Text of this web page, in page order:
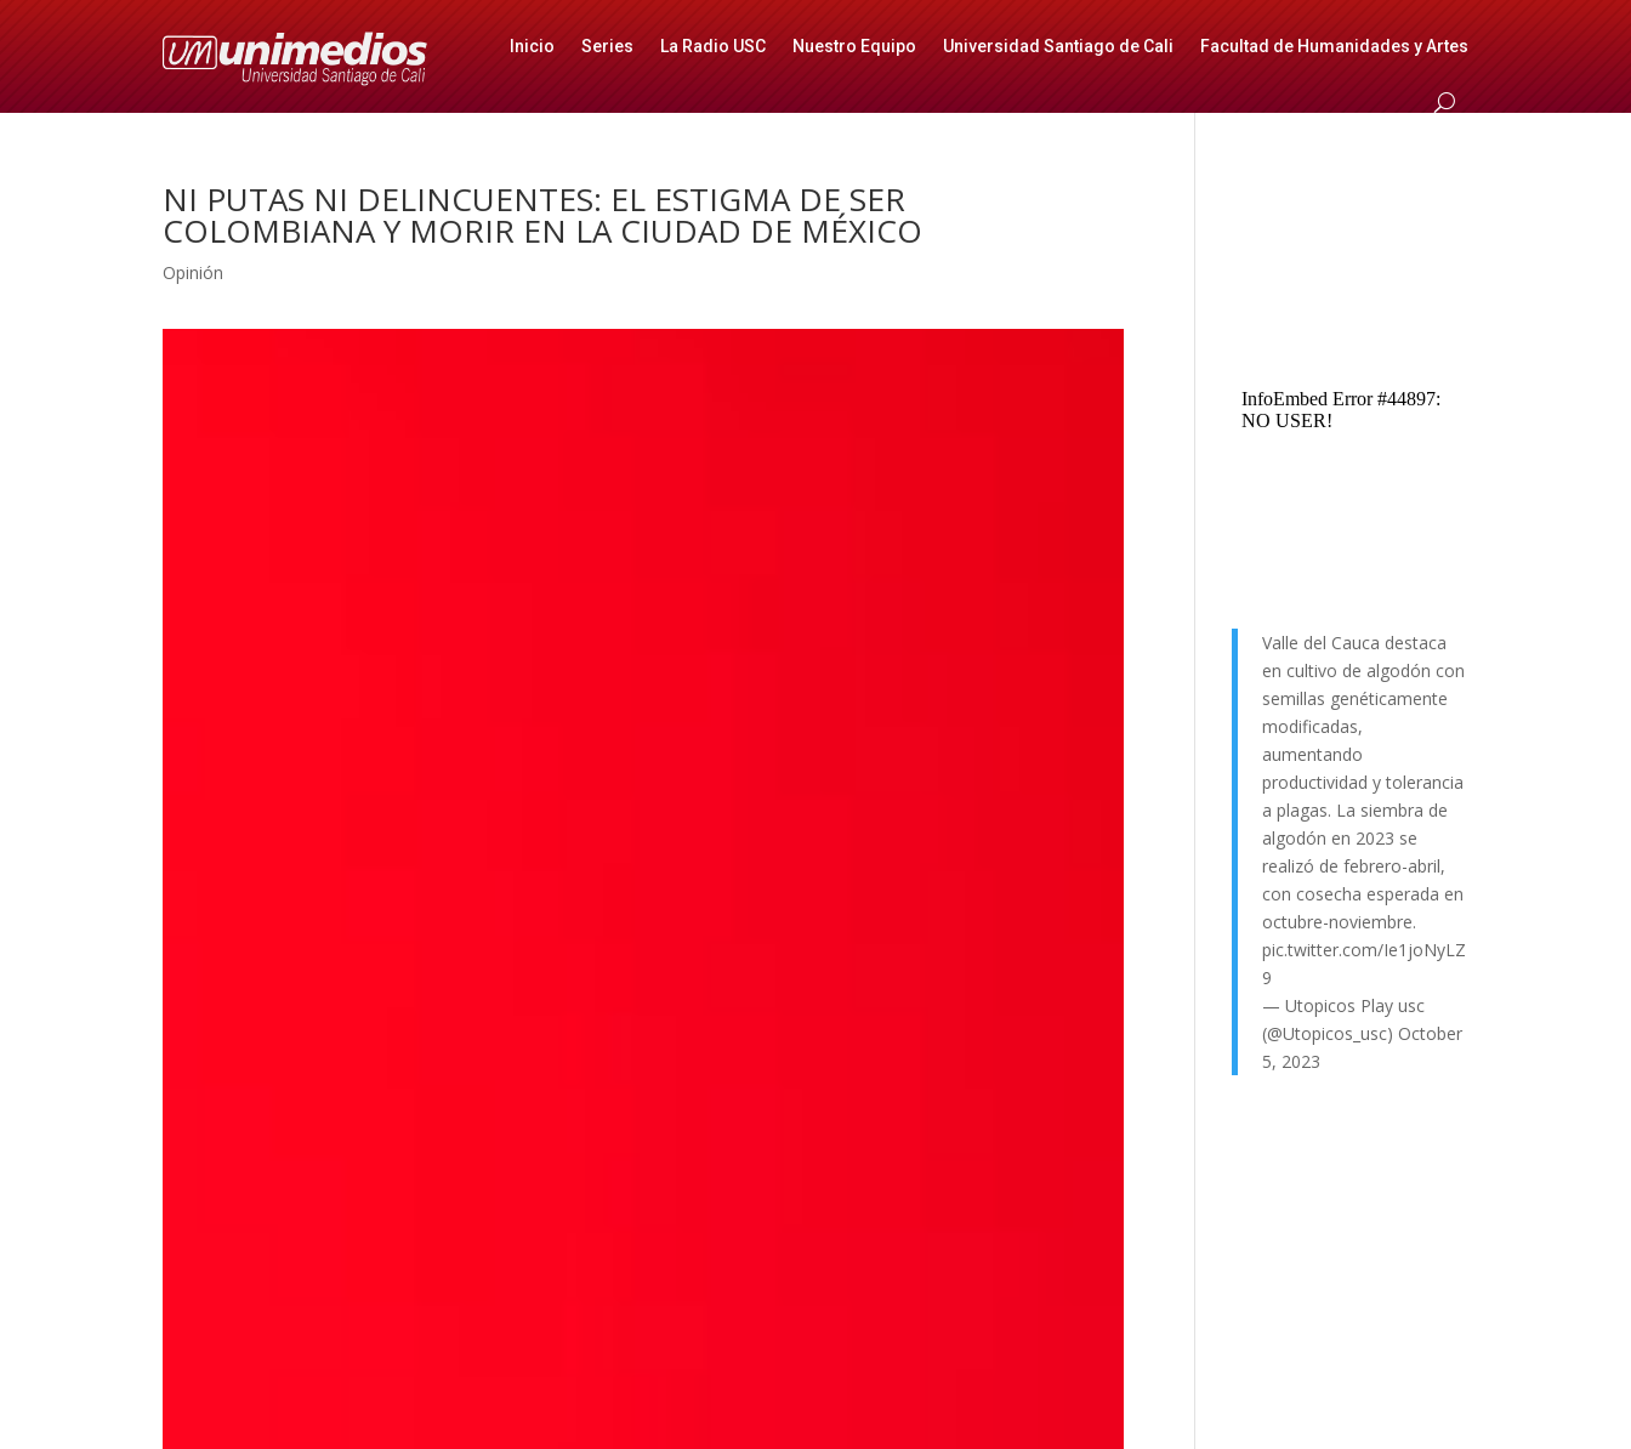
Inicio Series La Radio USC Nuestro Equipo Universidad Santiago de Cali Facultad de Humanidades y Artes
NI PUTAS NI DELINCUENTES: EL ESTIGMA DE SER
COLOMBIANA Y MORIR EN LA CIUDAD DE MÉXICO
Opinión
Valle del Cauca destaca
en cultivo de algodón con
semillas genéticamente
modificadas,
aumentando
productividad y tolerancia
a plagas. La siembra de
algodón en 2023 se
realizó de febrero-abril,
con cosecha esperada en
octubre-noviembre.
pic.twitter.com/Ie1joNyLZ
9
— Utopicos Play usc
(@Utopicos_usc) October
5, 2023